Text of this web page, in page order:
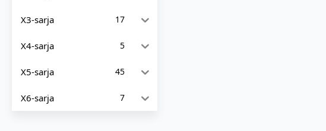
X3-sarja 17
X4-sarja 5
X5-sarja 45
X6-sarja 7